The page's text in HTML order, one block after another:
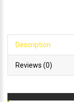
Description
Reviews (0)